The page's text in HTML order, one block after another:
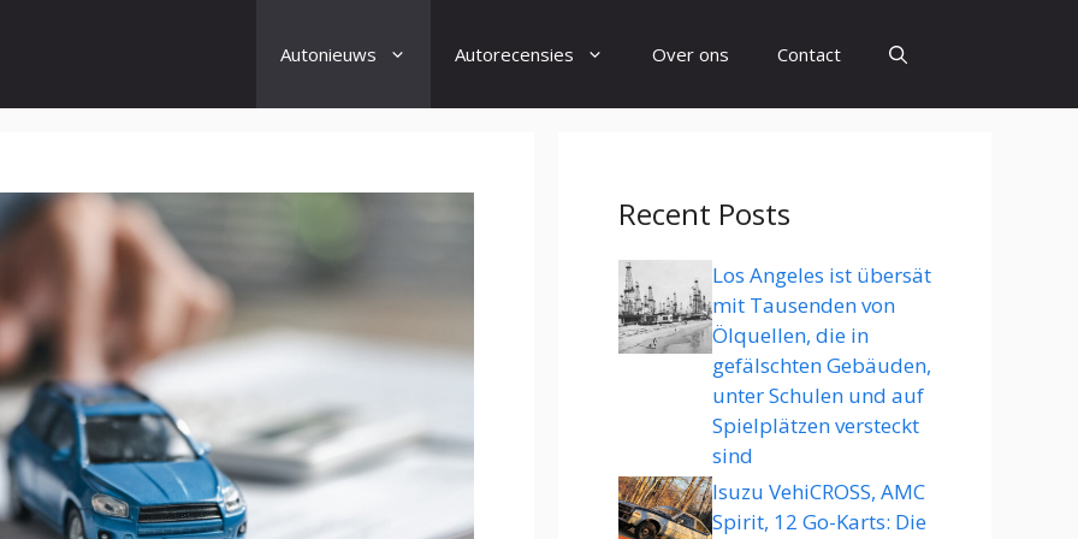
Autonieuws Autorecensies Over ons Contact
Recent Posts
Los Angeles ist übersät
mit Tausenden von
Ölquellen, die in
gefälschten Gebäuden,
unter Schulen und auf
Spielplätzen versteckt
sind
Isuzu VehiCROSS, AMC
Spirit, 12 Go-Karts: Die